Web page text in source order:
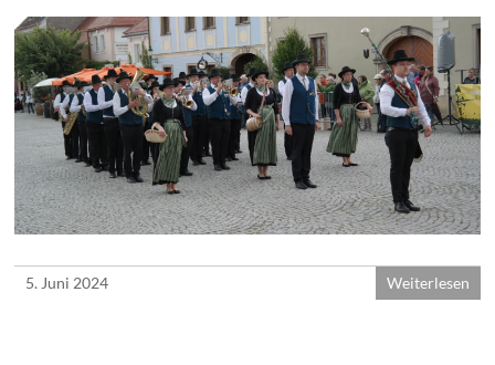
5. Juni 2024 Weiterlesen